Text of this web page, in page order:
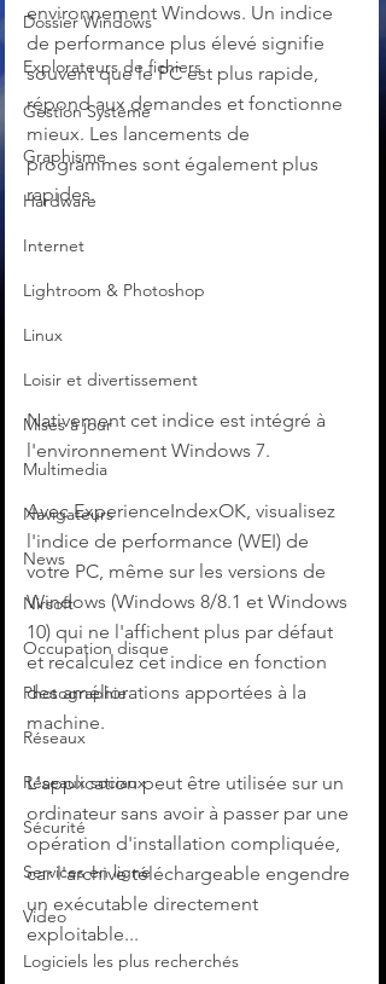
Dossier Windows
Explorateurs de fichiers
Gestion Système
Graphisme
Hardware
Internet
Lightroom & Photoshop
Linux
Loisir et divertissement
Mises à jour
Multimedia
Navigateurs
News
Nirsoft
Occupation disque
Photographie
Réseaux
Réseaux sociaux
Sécurité
Services en ligne
Video
Logiciels les plus recherchés
environnement Windows. Un indice
de performance plus élevé signifie
souvent que le PC est plus rapide,
répond aux demandes et fonctionne
mieux. Les lancements de
programmes sont également plus
rapides.
Nativement cet indice est intégré à
l'environnement Windows 7.
Avec ExperienceIndexOK, visualisez
l'indice de performance (WEI) de
votre PC, même sur les versions de
Windows (Windows 8/8.1 et Windows
10) qui ne l'affichent plus par défaut
et recalculez cet indice en fonction
des améliorations apportées à la
machine.
L'application peut être utilisée sur un
ordinateur sans avoir à passer par une
opération d'installation compliquée,
car l'archive téléchargeable engendre
un exécutable directement
exploitable...